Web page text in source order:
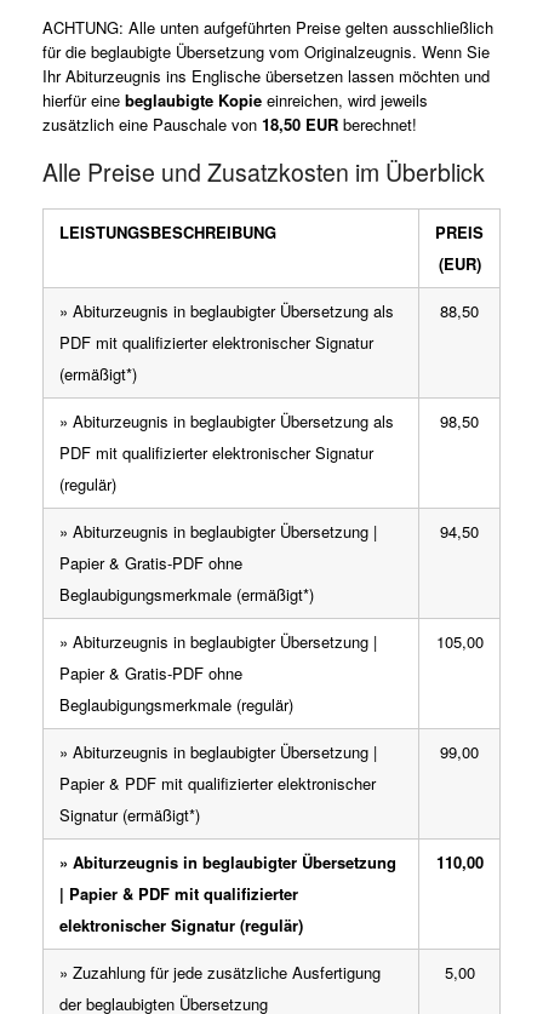
ACHTUNG: Alle unten aufgeführten Preise gelten ausschließlich
für die beglaubigte Übersetzung vom Originalzeugnis. Wenn Sie
Ihr Abiturzeugnis ins Englische übersetzen lassen möchten und
hierfür eine beglaubigte Kopie einreichen, wird jeweils
zusätzlich eine Pauschale von 18,50 EUR berechnet!
Alle Preise und Zusatzkosten im Überblick
LEISTUNGSBESCHREIBUNG
PREIS
(EUR)
» Abiturzeugnis in beglaubigter Übersetzung als
PDF mit qualifizierter elektronischer Signatur
(ermäßigt*)
88,50
» Abiturzeugnis in beglaubigter Übersetzung als
PDF mit qualifizierter elektronischer Signatur
(regulär)
98,50
» Abiturzeugnis in beglaubigter Übersetzung |
Papier & Gratis-PDF ohne
Beglaubigungsmerkmale (ermäßigt*)
94,50
» Abiturzeugnis in beglaubigter Übersetzung |
Papier & Gratis-PDF ohne
Beglaubigungsmerkmale (regulär)
105,00
» Abiturzeugnis in beglaubigter Übersetzung |
Papier & PDF mit qualifizierter elektronischer
Signatur (ermäßigt*)
99,00
» Abiturzeugnis in beglaubigter Übersetzung
| Papier & PDF mit qualifizierter
elektronischer Signatur (regulär)
110,00
» Zuzahlung für jede zusätzliche Ausfertigung
der beglaubigten Übersetzung
5,00